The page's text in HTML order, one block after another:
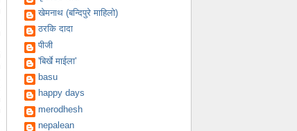
खेमनाथ (बन्दिपुरे माहिलो)
ठरकि दादा
पीजी
'बिर्खे माईला'
basu
happy days
merodhesh
nepalean